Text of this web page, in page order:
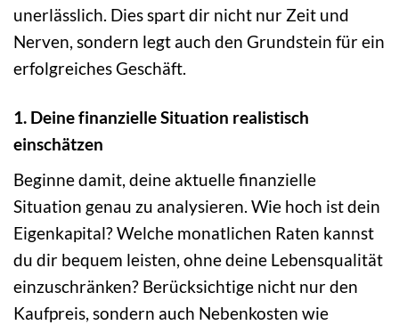
unerlässlich. Dies spart dir nicht nur Zeit und
Nerven, sondern legt auch den Grundstein für ein
erfolgreiches Geschäft.
1. Deine finanzielle Situation realistisch
einschätzen
Beginne damit, deine aktuelle finanzielle
Situation genau zu analysieren. Wie hoch ist dein
Eigenkapital? Welche monatlichen Raten kannst
du dir bequem leisten, ohne deine Lebensqualität
einzuschränken? Berücksichtige nicht nur den
Kaufpreis, sondern auch Nebenkosten wie